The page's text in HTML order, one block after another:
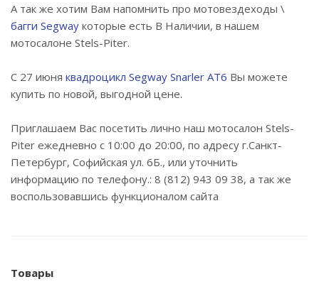
А так же хотим Вам напомнить про мотовездеходы \
багги Segway которые есть В Наличии, в нашем
мотосалоне Stels-Piter.
С 27 июня квадроцикл Segway Snarler AT6 Вы можете
купить по новой, выгодной цене.
Приглашаем Вас посетить лично наш мотосалон Stels-
Piter ежедневно с 10:00 до 20:00, по адресу г.Cанкт-
Петербург, Софийская ул. 6Б., или уточнить
информацию по телефону.: 8 (812) 943 09 38, а так же
воспользовавшись функционалом сайта
Товары